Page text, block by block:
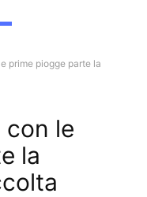
prime piogge parte la
con le
la